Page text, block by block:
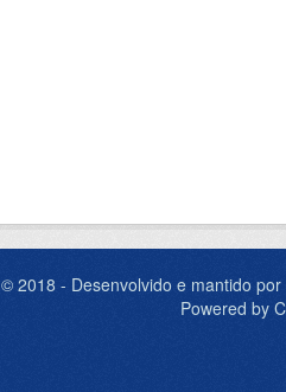
© 2018 - Desenvolvido e mantido por
Powered by